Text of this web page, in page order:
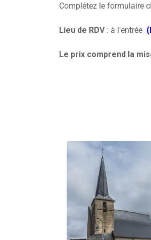
Complétez le formulaire
Lieu de RDV: à l’entrée
Le prix comprend la